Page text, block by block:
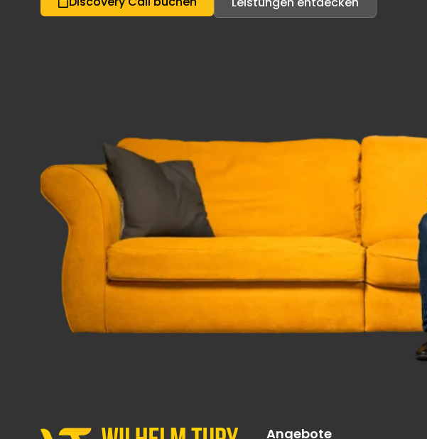
Angebote